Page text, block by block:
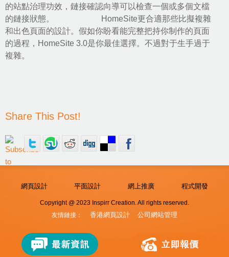
的站點治理功效，鏈接確認向導可以檢查一個或多個文檔
的鏈接狀態。 HomeSite更合適那些比擬複雜
和出色頁面的設計。假如你盼看能完整把持你制作的頁面
的過程，HomeSite 3.0是你最佳選擇。不過對于生手過于
複雜。
Share This Post!
網頁設計 平面設計 網上推廣 程式開發
Copyright @ 2023 Inspirr Creation. All rights reserved.
友情鏈接：
香港網頁設計 公司網站管理